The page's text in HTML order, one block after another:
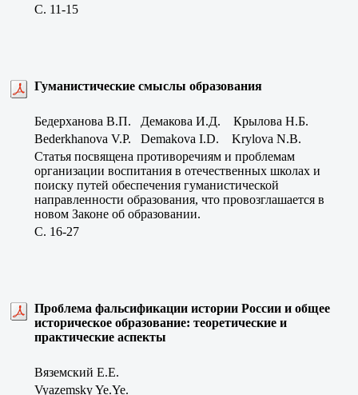
C. 11-15
Гуманистические смыслы образования
Бедерханова В.П. Демакова И.Д. Крылова Н.Б.
Bederkhanova V.P. Demakova I.D. Krylova N.B.
Статья посвящена противоречиям и проблемам
организации воспитания в отечественных школах и
поиску путей обеспечения гуманистической
направленности образования, что провозглашается в
новом Законе об образовании.
C. 16-27
Проблема фальсификации истории России и общее
историческое образование: теоретические и
практические аспекты
Вяземский Е.Е.
Vyazemsky Ye.Ye.